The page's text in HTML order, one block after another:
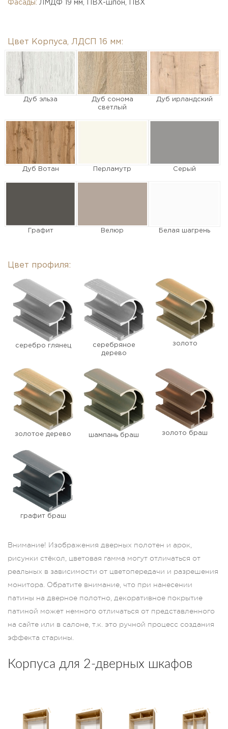
Фасады: ЛМДФ 19 мм, ПВХ-шпон, ПВХ
Цвет Корпуса, ЛДСП 16 мм:
Дуб эльза
Дуб сонома
светлый
Дуб ирландский
Дуб Вотан Перламутр Серый
Графит Велюр Белая шагрень
Цвет профиля:
серебро глянец
серебряное
дерево
золото
золотое дерево шампань браш золото браш
графит браш
Внимание! Изображения дверных полотен и арок,
рисунки стёкол, цветовая гамма могут отличаться от
реальных в зависимости от цветопередачи и разрешения
монитора. Обратите внимание, что при нанесении
патины на дверное полотно, декоративное покрытие
патиной может немного отличаться от представленного
на сайте или в салоне, т.к. это ручной процесс создания
эффекта старины.
Корпуса для 2-дверных шкафов